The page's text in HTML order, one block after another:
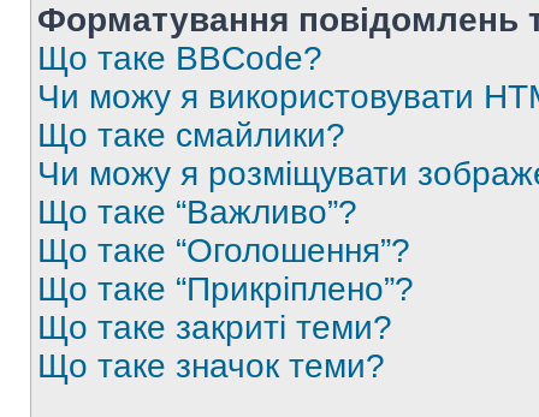
Форматування повідомлень
Що таке BBCode?
Чи можу я використовувати
Що таке смайлики?
Чи можу я розміщувати
Що таке “Важливо”?
Що таке “Оголошення”?
Що таке “Прикріплено”?
Що таке закриті теми?
Що таке значок теми?